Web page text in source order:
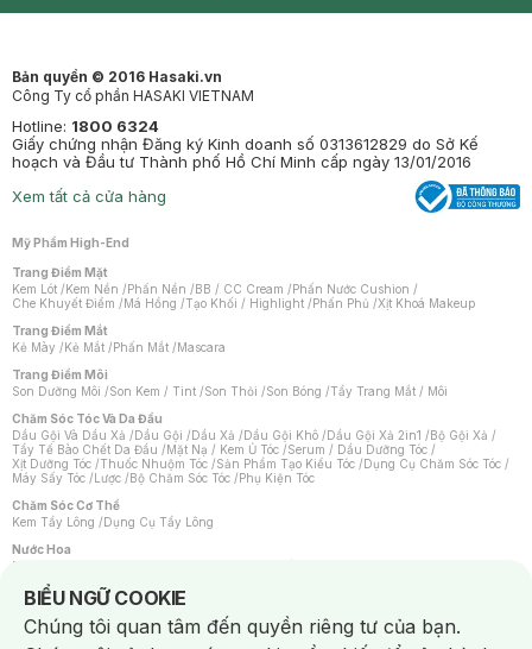
Bản quyền © 2016 Hasaki.vn
Công Ty cổ phần HASAKI VIETNAM
Hotline: 1800 6324
Giấy chứng nhận Đăng ký Kinh doanh số 0313612829 do Sở Kế
hoạch và Đầu tư Thành phố Hồ Chí Minh cấp ngày 13/01/2016
Xem tất cả cửa hàng
Mỹ Phẩm High-End
Trang Điểm Mặt
Kem Lót /Kem Nền /Phấn Nền /BB / CC Cream /Phấn Nước Cushion /
Che Khuyết Điểm /Má Hồng /Tạo Khối / Highlight /Phấn Phủ /Xịt Khoá Makeup
Trang Điểm Mắt
Kẻ Mày /Kẻ Mắt /Phấn Mắt /Mascara
Trang Điểm Môi
Son Dưỡng Môi /Son Kem / Tint /Son Thỏi /Son Bóng /Tẩy Trang Mắt / Môi
Chăm Sóc Tóc Và Da Đầu
Dầu Gội Và Dầu Xả /Dầu Gội /Dầu Xả /Dầu Gội Khô /Dầu Gội Xả 2in1 /Bộ Gội Xả /
Tẩy Tế Bào Chết Da Đầu /Mặt Nạ / Kem Ủ Tóc /Serum / Dầu Dưỡng Tóc /
Xịt Dưỡng Tóc /Thuốc Nhuộm Tóc /Sản Phẩm Tạo Kiểu Tóc /Dụng Cụ Chăm Sóc Tóc /
Máy Sấy Tóc /Lược /Bộ Chăm Sóc Tóc /Phụ Kiện Tóc
Chăm Sóc Cơ Thể
Kem Tẩy Lông /Dụng Cụ Tẩy Lông
Nước Hoa
Nước Hoa Nữ
Chăm Sóc Cá Nhân
Chống Muỗi /Khẩu Trang /Máy Massage/Mặt Nạ Xông Hơi /Nước Rửa Tay/
Sản Phẩm Chăm Sóc Khác /Bàn Chải Đánh Răng /Bàn Chải Điện/
BIỂU NGỮ COOKIE
Notice about cookies usage
Chúng tôi quan tâm đến quyền riêng tư của bạn.